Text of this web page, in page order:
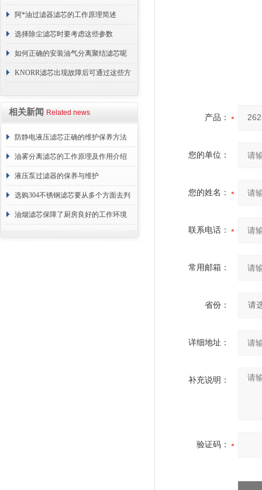
阿*油过滤器滤芯的工作原理简述
选择除尘滤芯时要考虑这些参数
如何正确的安装油气分离聚结滤芯呢
KNORR滤芯出现故障后可通过这些方
相关新闻 Related news
防静电液压滤芯正确的维护保养方法
油雾分离滤芯的工作原理及作用介绍
液压泵过滤器的保养与维护
选购304不锈钢滤芯要从多个方面去判
断
油烟滤芯保障了厨房良好的工作环境
产品：
您的单位：
您的姓名：
联系电话：
常用邮箱：
省份：
详细地址：
补充说明：
验证码：